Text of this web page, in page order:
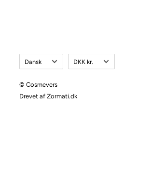
Sprog
Dansk Valuta
DKK kr.
© Cosmevers
Drevet af Zormati.dk